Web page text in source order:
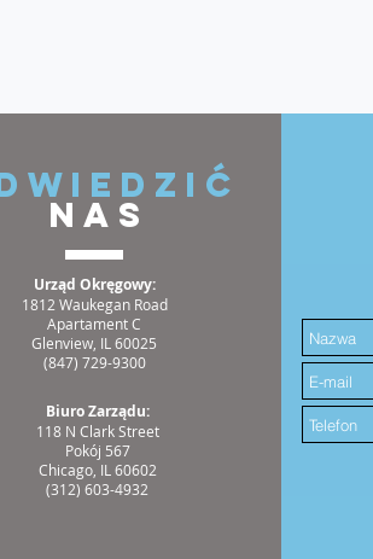
NAS
Urząd Okręgowy:
1812 Waukegan Road
Apartament C
Glenview, IL 60025
(847) 729-9300
Biuro Zarządu:
118 N Clark Street
Pokój 567
Chicago, IL 60602
(312) 603-4932